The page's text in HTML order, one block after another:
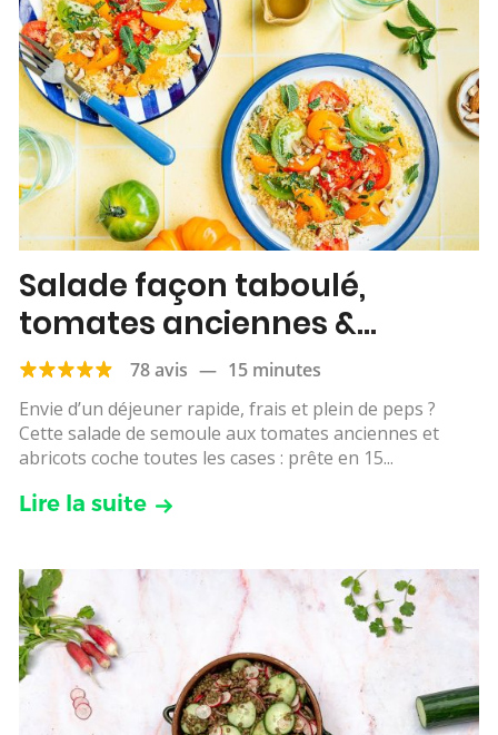
Salade façon taboulé,
tomates anciennes &
abricots78 avis — 15 minutes
Envie d’un déjeuner rapide, frais et plein de peps ?
Cette salade de semoule aux tomates anciennes et
abricots coche toutes les cases : prête en 15...
Lire la suite